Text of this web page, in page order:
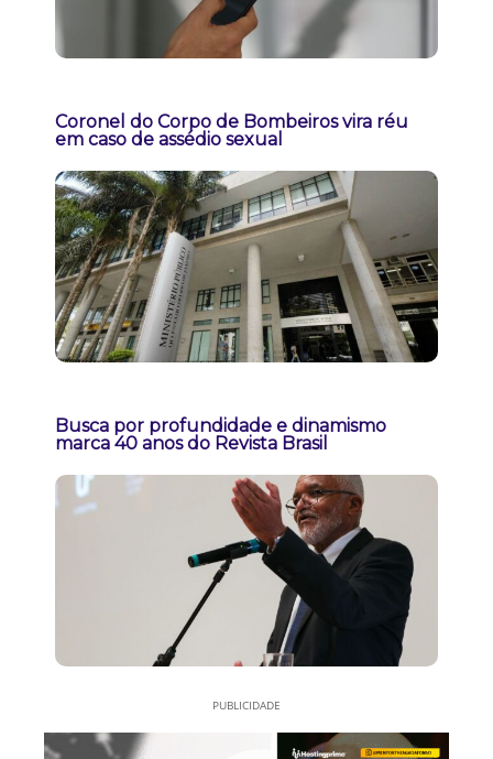
Coronel do Corpo de Bombeiros vira réu
em caso de assédio sexual
Busca por profundidade e dinamismo
marca 40 anos do Revista Brasil
PUBLICIDADE